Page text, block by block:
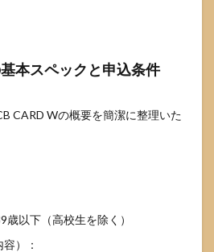
本スペックと申込条件
CARD Wの概要を簡潔に整理いた
以下（高校生を除く）
）：